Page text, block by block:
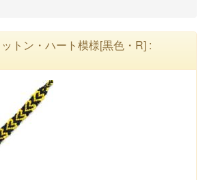
トン・ハート模様[黒色・R] :